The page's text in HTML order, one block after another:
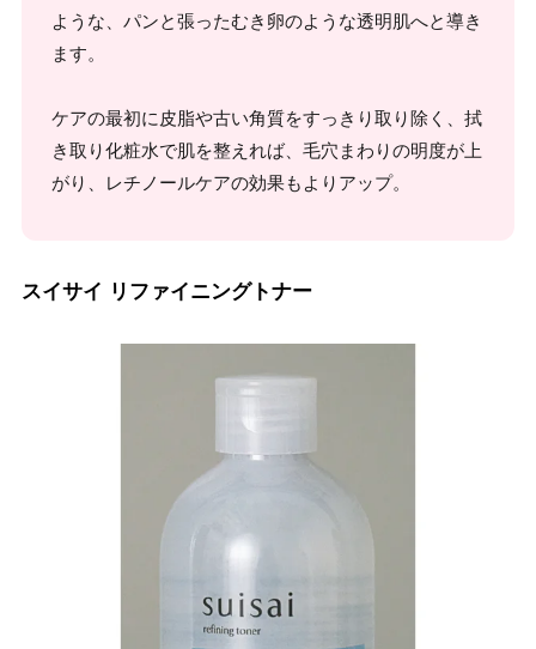
ような、パンと張ったむき卵のような透明肌へと導き
ます。
ケアの最初に皮脂や古い角質をすっきり取り除く、拭
き取り化粧水で肌を整えれば、毛穴まわりの明度が上
がり、レチノールケアの効果もよりアップ。
スイサイ リファイニングトナー